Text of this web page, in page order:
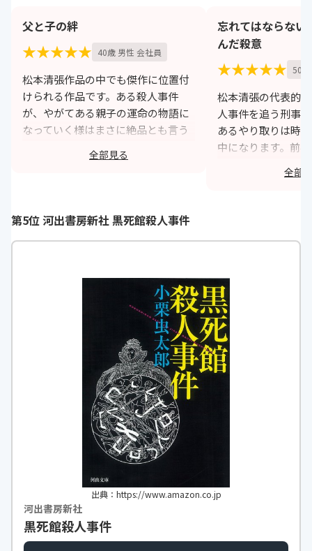
父と子の絆
★★★★★ 40歳 男性 会社員
松本清張作品の中でも傑作に位置付
けられる作品です。ある殺人事件
が、やがてある親子の運命の物語に
なっていく様はまさに絶品とも言う
べき作品ではないかと思います。映
画にもなりました。こちらも日本映
全部見る
忘れてはならない
んだ殺意
★★★★★ 50
松本清張の代表的
人事件を追う刑事
あるやり取りは時
中になります。前
決が進まないよう
半に語られる物語
フィクションとは
全部
第5位 河出書房新社 黒死館殺人事件
出典：https://www.amazon.co.jp
河出書房新社
黒死館殺人事件